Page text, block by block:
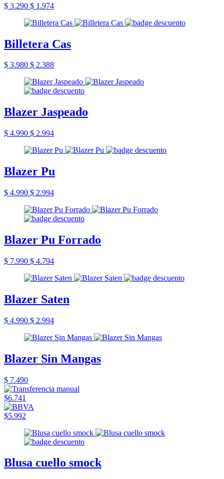
$ 3.290 $ 1.974
Billetera Cas
$ 3.980 $ 2.388
Blazer Jaspeado
$ 4.990 $ 2.994
Blazer Pu
$ 4.990 $ 2.994
Blazer Pu Forrado
$ 7.990 $ 4.794
Blazer Saten
$ 4.990 $ 2.994
Blazer Sin Mangas
$ 7.490
$6.741
$5.992
Blusa cuello smock